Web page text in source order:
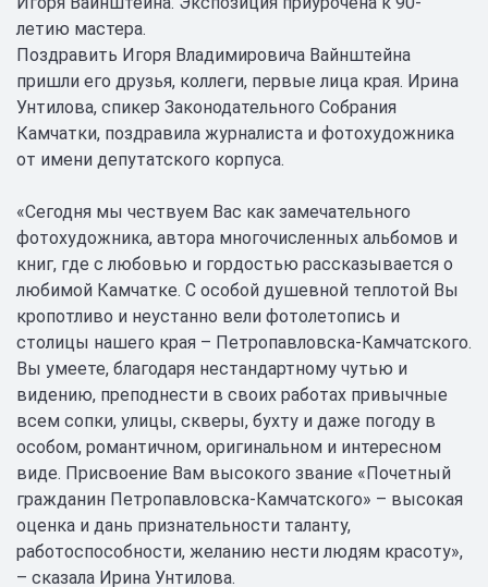
летию мастера.
Поздравить Игоря Владимировича Вайнштейна
пришли его друзья, коллеги, первые лица края. Ирина
Унтилова, спикер Законодательного Собрания
Камчатки, поздравила журналиста и фотохудожника
от имени депутатского корпуса.
«Сегодня мы чествуем Вас как замечательного
фотохудожника, автора многочисленных альбомов и
книг, где с любовью и гордостью рассказывается о
любимой Камчатке. С особой душевной теплотой Вы
кропотливо и неустанно вели фотолетопись и
столицы нашего края – Петропавловска-Камчатского.
Вы умеете, благодаря нестандартному чутью и
видению, преподнести в своих работах привычные
всем сопки, улицы, скверы, бухту и даже погоду в
особом, романтичном, оригинальном и интересном
виде. Присвоение Вам высокого звание «Почетный
гражданин Петропавловска-Камчатского» – высокая
оценка и дань признательности таланту,
работоспособности, желанию нести людям красоту»,
– сказала Ирина Унтилова.